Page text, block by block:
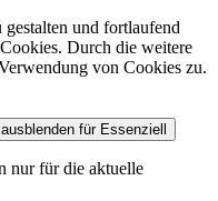
und fortlaufend
Durch die weitere
von Cookies zu.
für Essenziell
nur für die aktuelle